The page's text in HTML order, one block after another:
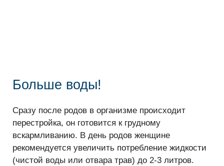
Больше воды!
Сразу после родов в организме происходит
перестройка, он готовится к грудному
вскармливанию. В день родов женщине
рекомендуется увеличить потребление жидкости
(чистой воды или отвара трав) до 2-3 литров.